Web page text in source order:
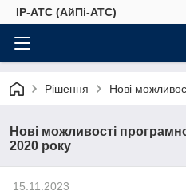
IP-АТС (АйПі-АТС)
Рішення Нові
Нові можливості
2020 року
15.11.2023